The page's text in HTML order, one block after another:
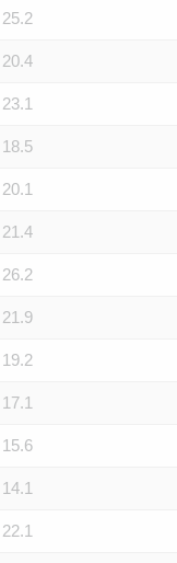
25.2
20.4
23.1
18.5
20.1
21.4
26.2
21.9
19.2
17.1
15.6
14.1
22.1